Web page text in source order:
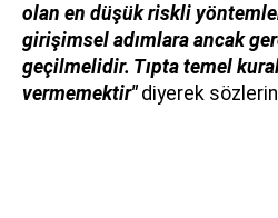
olan en düşük riskli
girişimsel adımlara ancak
geçilmelidir. Tıpta temel
vermemektir"diyerek